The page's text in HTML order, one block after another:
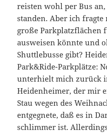
reisten wohl per Bus
standen. Aber ich
große Parkplatzflächen
ausweisen könnte und
Shuttlebusse gibt?
Park&Ride-Parkplätze:
unterhielt mich zurück
Heidenheimer, der mir
Stau wegen des
entgegnete, daß es in
schlimmer ist.